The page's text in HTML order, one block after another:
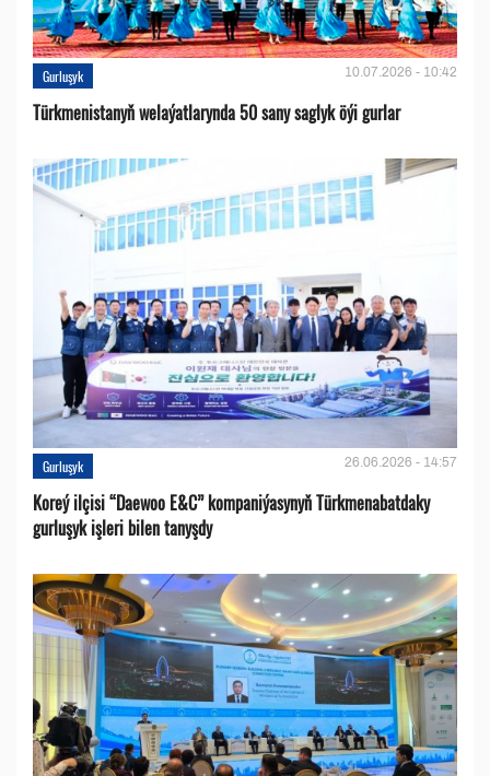
Gurluşyk 10.07.2026 - 10:42
Türkmenistanyň welaýatlarynda 50 sany saglyk öýi gurlar
Gurluşyk 26.06.2026 - 14:57
Koreý ilçisi “Daewoo E&C” kompaniýasynyň Türkmenabatdaky
gurluşyk işleri bilen tanyşdy